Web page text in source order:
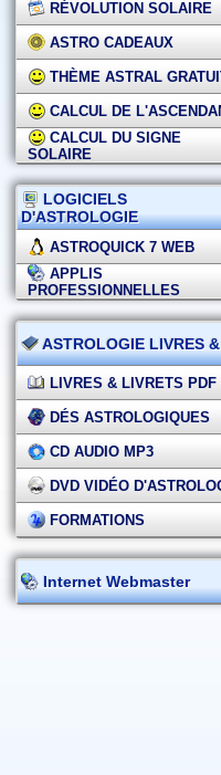
RÉVOLUTION SOLAIRE
ASTRO CADEAUX
THÈME ASTRAL
CALCUL DE
CALCUL DU SIGNE
SOLAIRE
LOGICIELS
D'ASTROLOGIE
ASTROQUICK 7 WEB
APPLIS
PROFESSIONNELLES
ASTROLOGIE LIVRES
LIVRES & LIVRETS PDF
DÉS ASTROLOGIQUES
CD AUDIO MP3
DVD VIDÉO
FORMATIONS
Internet Webmaster